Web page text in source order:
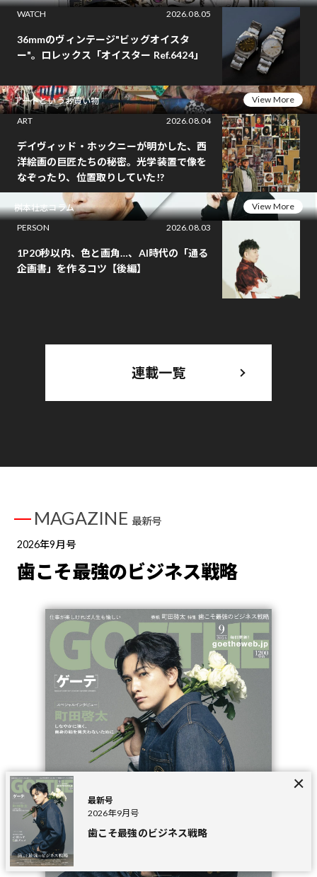
WATCH
2026.08.05
36mmのヴィンテージ"ビッグオイスタ
ー"。ロレックス「オイスター Ref.6424」
アートというお買い物
View More
ART
2026.08.04
デイヴィッド・ホックニーが明かした、西
洋絵画の巨匠たちの秘密。光学装置で像を
なぞったり、位置取りしていた!?
桝本壮志コラム
View More
PERSON
2026.08.03
1P20秒以内、色と画角…、AI時代の「通る
企画書」を作るコツ【後編】
連載一覧
MAGAZINE 最新号
2026年9月号
歯こそ最強のビジネス戦略
最新号
2026年9月号
歯こそ最強のビジネス戦略